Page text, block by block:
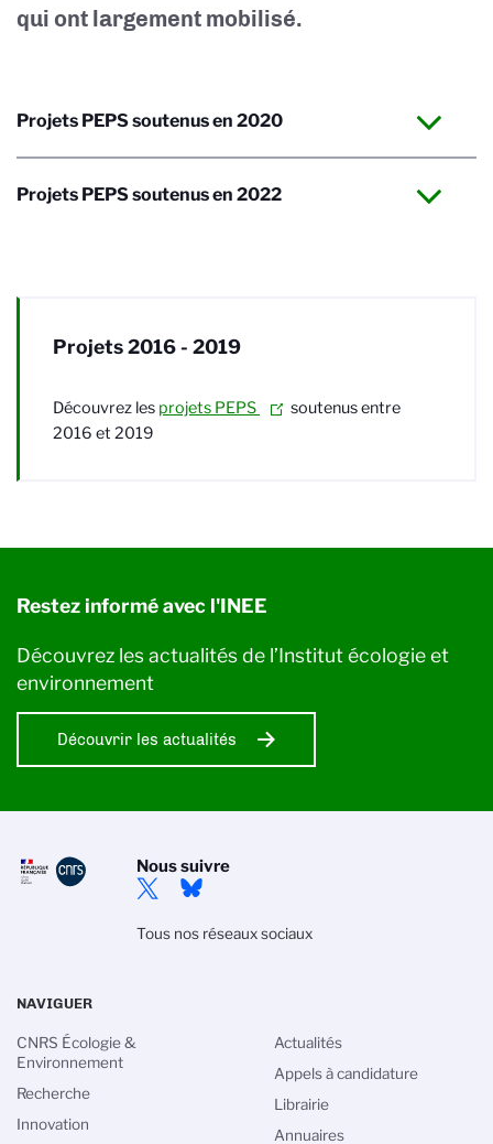
qui ont largement mobilisé.
Projets PEPS soutenus en 2020
Projets PEPS soutenus en 2022
Projets 2016 - 2019
Découvrez les projets PEPS
soutenus entre
2016 et 2019
Restez informé avec l'INEE
Découvrez les actualités de l’Institut écologie et
environnement
Découvrir les actualités
Nous suivre
Tous nos réseaux sociaux
NAVIGUER
CNRS Écologie &
Environnement
Recherche
Innovation
Actualités
Appels à candidature
Librairie
Annuaires